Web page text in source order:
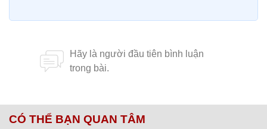
CÓ THỂ BẠN QUAN TÂM